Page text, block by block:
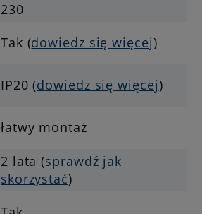
230
Tak (dowiedz się więcej)
IP20 (dowiedz się więcej)
łatwy montaż
2 lata (sprawdź jak
skorzystać)